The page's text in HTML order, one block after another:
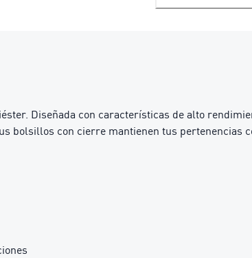
Diseñada con características de alto
bolsillos con cierre mantienen tus pertenencias